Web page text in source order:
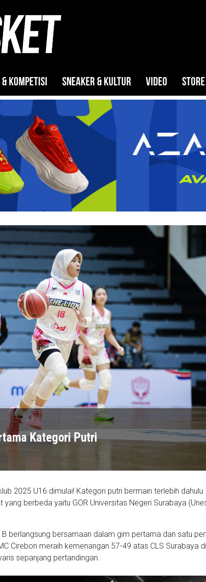
KOMPETISI SNEAKER & KULTUR VIDEO STORE
Kategori Putri
2025 U16 dimulai! Kategori putri bermain terlebih
berbeda yaitu GOR Universitas Negeri Surabaya
B berlangsung bersamaan dalam gim pertama dan satu
Cirebon meraih kemenangan 57-49 atas CLS Surabaya
sepanjang pertandingan.